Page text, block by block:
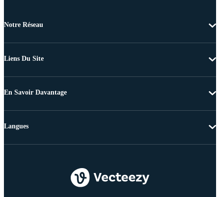
Notre Réseau
Liens Du Site
En Savoir Davantage
Langues